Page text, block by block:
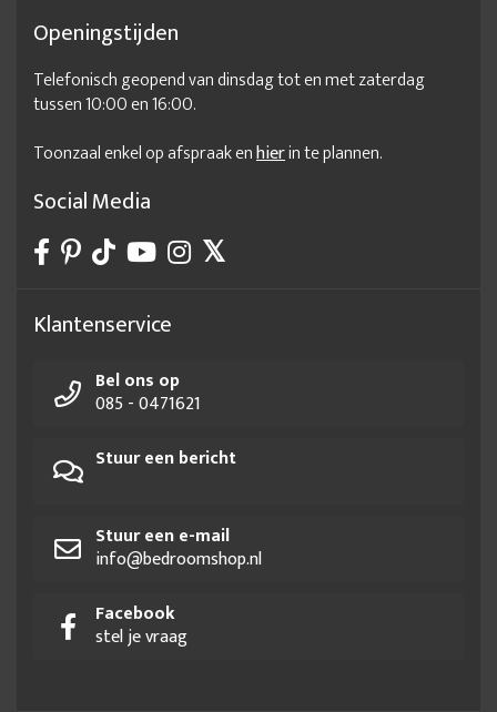
Openingstijden
Telefonisch geopend van dinsdag tot en met zaterdag
tussen 10:00 en 16:00.
Toonzaal enkel op afspraak enhierin te plannen.
Social Media
Klantenservice
Bel ons op
085 - 0471621
Stuur een bericht
Stuur een e-mail
info@bedroomshop.nl
Facebook
stel je vraag